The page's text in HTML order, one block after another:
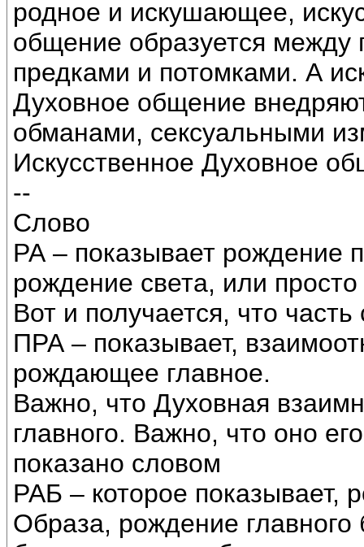
родное и искушающее,
общение образуется
предками и потомками. А
Духовное общение
обманами, сексуальными
Искусственное Духовное
--
Слово
РА – показывает рождение
рождение света, или просто
Вот и получается, что часть
ПРА – показывает,
рождающее главное.
Важно, что Духовная
главного. Важно, что оно
показано словом
РАБ – которое показывает,
Образа, рождение главного